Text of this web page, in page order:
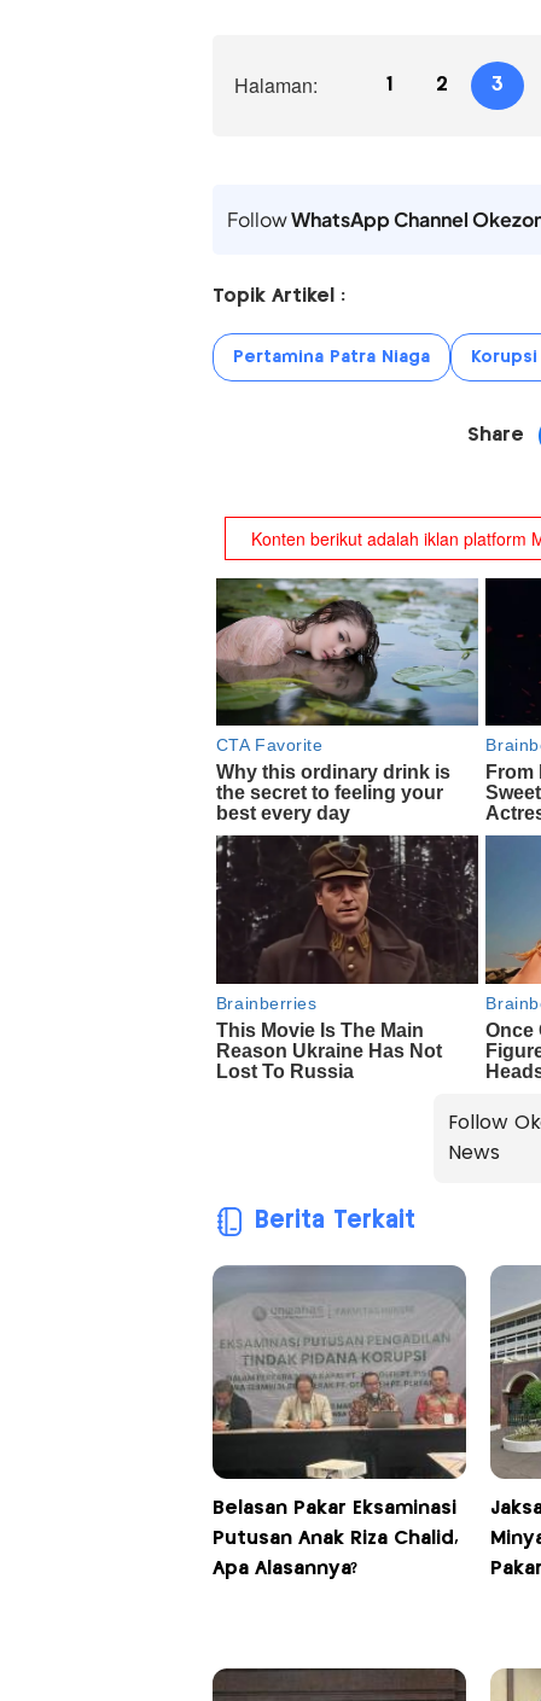
Halaman: 1 2 3
FollowWhatsApp Channel
Topik Artikel :
Pertamina Patra Niaga
Share
Follow
News
Berita Terkait
Belasan Pakar Eksaminasi
Putusan Anak Riza Chalid,
Apa Alasannya?